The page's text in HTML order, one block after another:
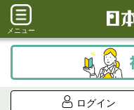
メニュー
ログイン